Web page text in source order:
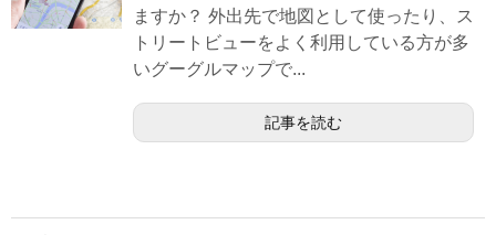
ますか？ 外出先で地図として使ったり、ス
トリートビューをよく利用している方が多
いグーグルマップで...
記事を読む